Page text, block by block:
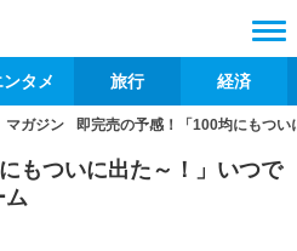
ンタメ 旅行 経済
マガジン 即完売の予感！「100均にもつ
もついに出た～！」いつで
ム